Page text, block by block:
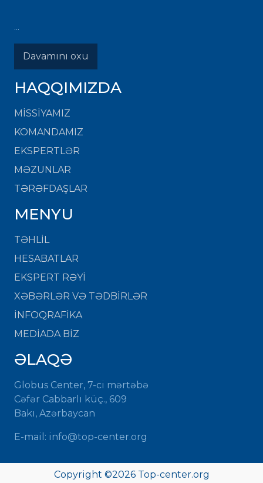
...
Davamını oxu
HAQQIMIZDA
MISSIYAMIZ
KOMANDAMIZ
EKSPERTLƏR
MƏZUNLAR
TƏRƏFDAŞLAR
MENYU
TƏHLİL
HESABATLAR
EKSPERT RƏYİ
XƏBƏRLƏR VƏ TƏDBİRLƏR
İNFOQRAFİKA
MEDİADA BİZ
ƏLAQƏ
Globus Center, 7-ci mərtəbə
Cəfər Cabbarlı küç., 609
Bakı, Azərbaycan
E-mail: info@top-center.org
Copyright ©2026 Top-center.org